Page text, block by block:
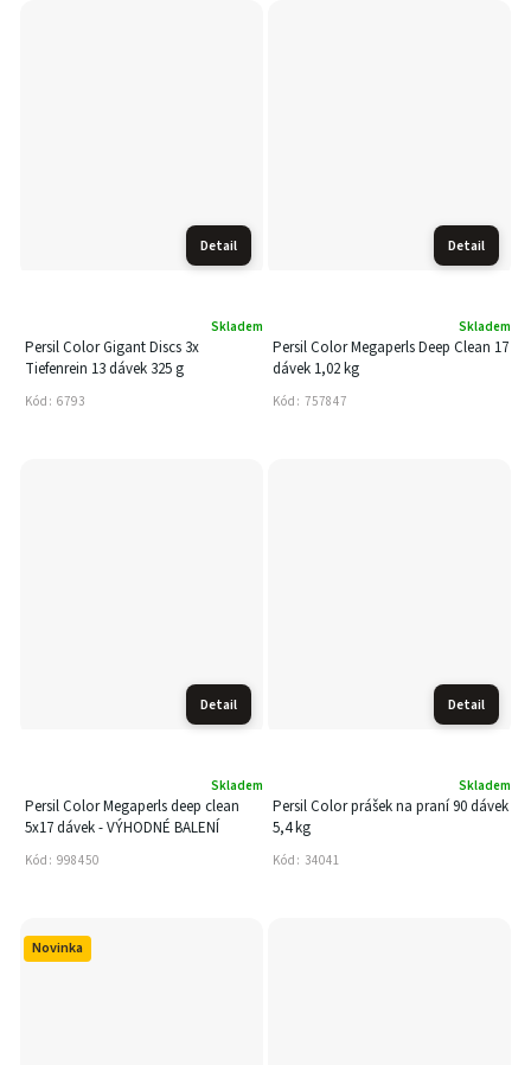
Detail
Persil Color Gigant Discs 3x
Tiefenrein 13 dávek 325 g
Skladem
Kód: 6793
Detail
Persil Color Megaperls Deep Clean 17
dávek 1,02 kg
Skladem
Kód: 757847
Detail
Persil Color Megaperls deep clean
5x17 dávek - VÝHODNÉ BALENÍ
Skladem
Kód: 998450
Detail
Persil Color prášek na praní 90 dávek
5,4 kg
Skladem
Kód: 34041
Novinka